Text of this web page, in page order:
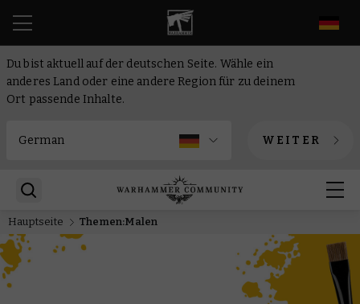
Du bist aktuell auf der deutschen Seite. Wähle ein
anderes Land oder eine andere Region für zu deinem
Ort passende Inhalte.
WEITER
Hauptseite Themen:Malen